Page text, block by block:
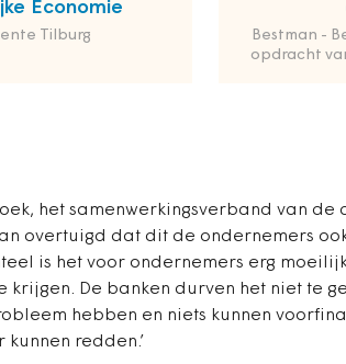
Economie
Tilburg
Bestman -
opdracht
het samenwerkingsverband van de
overtuigd dat dit de ondernemers
is het voor ondernemers erg
De banken durven het niet te
hebben en niets kunnen
redden.’